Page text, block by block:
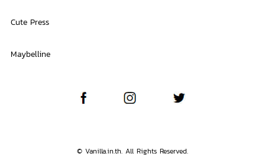
Cute Press
Maybelline
© Vanilla.in.th. All Rights Reserved.